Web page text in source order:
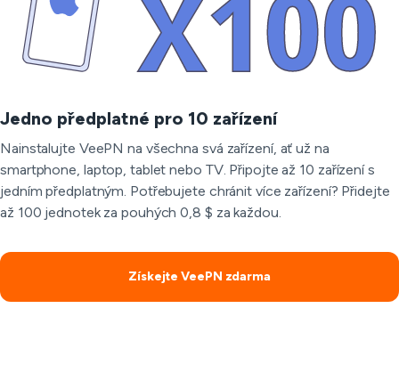
Jedno předplatné pro 10 zařízení
Nainstalujte VeePN na všechna svá zařízení, ať už na
smartphone, laptop, tablet nebo TV. Připojte až 10 zařízení s
jedním předplatným. Potřebujete chránit více zařízení? Přidejte
až 100 jednotek za pouhých 0,8 $ za každou.
Získejte VeePN zdarma